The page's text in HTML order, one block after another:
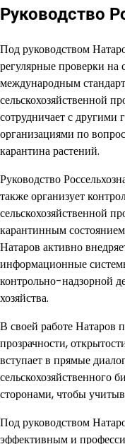
Руководство
Под руководством
регулярные проверки на
международным
сельскохозяйственной
сотрудничает с
организациями по
карантина растений.
Руководство
также организует
сельскохозяйственной
карантинным
Натаров активно
информационные
контрольно-надзорной
хозяйства.
В своей работе Натаров
прозрачности,
вступает в прямые
сельскохозяйственного
сторонами, чтобы
Под руководством
эффективным и